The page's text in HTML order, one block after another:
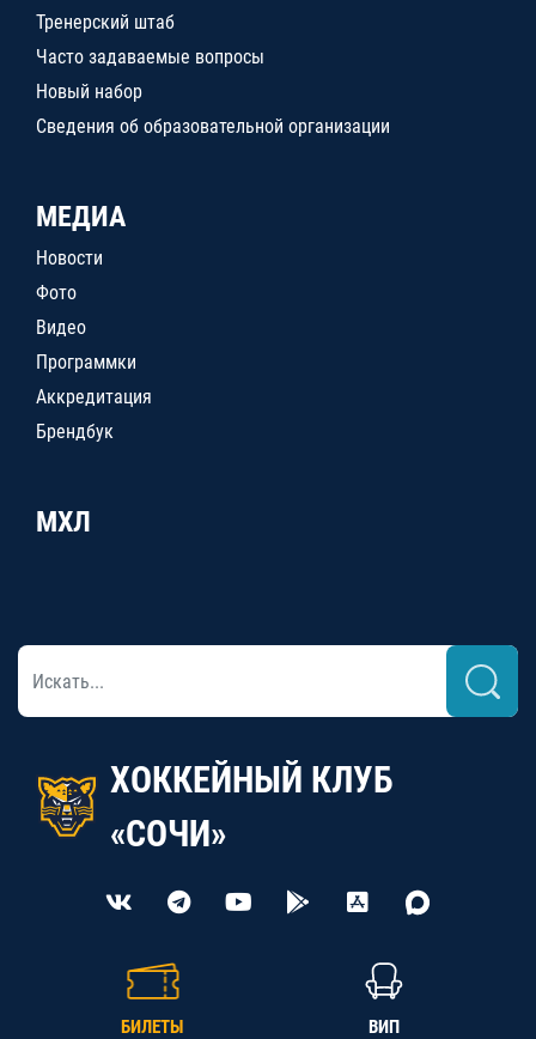
Тренерский штаб
Часто задаваемые вопросы
Новый набор
Сведения об образовательной организации
МЕДИА
Новости
Фото
Видео
Программки
Аккредитация
Брендбук
МХЛ
ХОККЕЙНЫЙ КЛУБ
«СОЧИ»
БИЛЕТЫ ВИП